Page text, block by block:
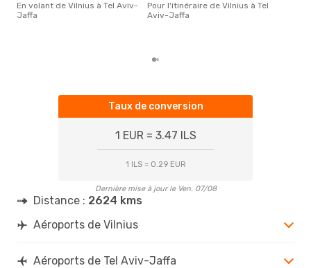
En volant de Vilnius à Tel Aviv-
Jaffa
Pour l'itinéraire de Vilnius à Tel
Aviv-Jaffa
Taux de conversion
1 EUR = 3.47 ILS
1 ILS = 0.29 EUR
Dernière mise à jour le Ven. 07/08
Distance : 2624 kms
Aéroports de Vilnius
Aéroports de Tel Aviv-Jaffa